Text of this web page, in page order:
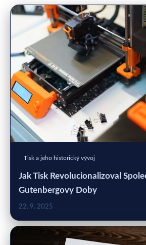
Tisk a jeho historický vývoj
Jak Tisk Revolucionalizoval
Gutenbergovy Doby
22. 9. 2025